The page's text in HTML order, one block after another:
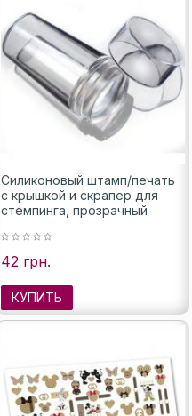
Силиконовый штамп/печать
с крышкой и скрапер для
стемпинга, прозрачный
42 грн.
КУПИТЬ